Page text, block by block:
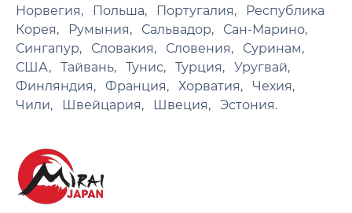
Норвегия
Польша Португалия
Республика
Корея
Румыния Сальвадор
Сан-Марино
Сингапур
Словакия Словения
Суринам
США
Тайвань Тунис Турция
Уругвай
Финляндия
Франция Хорватия
Чехия
Чили
Швейцария Швеция Эстония.